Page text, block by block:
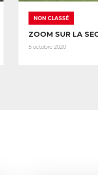
NON CLASSÉ
ZOOM SUR LA
5 octobre 2020